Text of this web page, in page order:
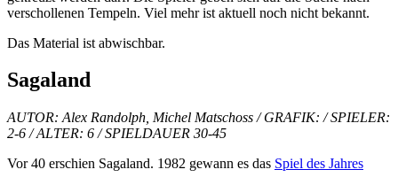
verschollenen Tempeln. Viel mehr ist aktuell noch nicht bekannt.
Das Material ist abwischbar.
Sagaland
AUTOR: Alex Randolph, Michel Matschoss / GRAFIK: / SPIELER:
2-6 / ALTER: 6 / SPIELDAUER 30-45
Vor 40 erschien Sagaland. 1982 gewann es das Spiel des Jahres